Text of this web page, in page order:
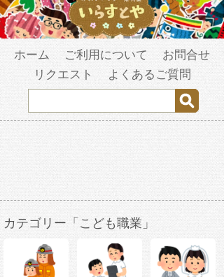
ホーム ご利用について
お問合せ
リクエスト
よくあるご質問
カテゴリー「こども職業」